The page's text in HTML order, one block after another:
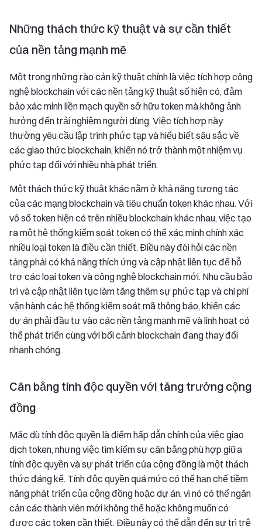
Những thách thức kỹ thuật và sự cần thiết
của nền tảng mạnh mẽ
Một trong những rào cản kỹ thuật chính là việc tích hợp công
nghệ blockchain với các nền tảng kỹ thuật số hiện có, đảm
bảo xác minh liền mạch quyền sở hữu token mà không ảnh
hưởng đến trải nghiệm người dùng. Việc tích hợp này
thường yêu cầu lập trình phức tạp và hiểu biết sâu sắc về
các giao thức blockchain, khiến nó trở thành một nhiệm vụ
phức tạp đối với nhiều nhà phát triển.
Một thách thức kỹ thuật khác nằm ở khả năng tương tác
của các mạng blockchain và tiêu chuẩn token khác nhau. Với
vô số token hiện có trên nhiều blockchain khác nhau, việc tạo
ra một hệ thống kiểm soát token có thể xác minh chính xác
nhiều loại token là điều cần thiết. Điều này đòi hỏi các nền
tảng phải có khả năng thích ứng và cập nhật liên tục để hỗ
trợ các loại token và công nghệ blockchain mới. Nhu cầu bảo
trì và cập nhật liên tục làm tăng thêm sự phức tạp và chi phí
vận hành các hệ thống kiểm soát mã thông báo, khiến các
dự án phải đầu tư vào các nền tảng mạnh mẽ và linh hoạt có
thể phát triển cùng với bối cảnh blockchain đang thay đổi
nhanh chóng.
Cân bằng tính độc quyền với tăng trưởng cộng
đồng
Mặc dù tính độc quyền là điểm hấp dẫn chính của việc giao
dịch token, nhưng việc tìm kiếm sự cân bằng phù hợp giữa
tính độc quyền và sự phát triển của cộng đồng là một thách
thức đáng kể. Tính độc quyền quá mức có thể hạn chế tiềm
năng phát triển của cộng đồng hoặc dự án, vì nó có thể ngăn
cản các thành viên mới không thể hoặc không muốn có
được các token cần thiết. Điều này có thể dẫn đến sự trì trệ